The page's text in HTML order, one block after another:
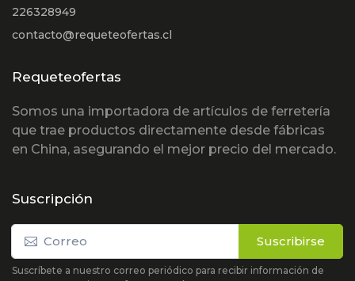
226328949
contacto@requeteofertas.cl
Requeteofertas
Somos una importadora de artículos de ferretería
que trae productos directamente desde fábricas
en China, asegurando el mejor precio del mercado.
Suscripción
Suscribirse
Suscríbete a nuestro correo periódico para recibir información de